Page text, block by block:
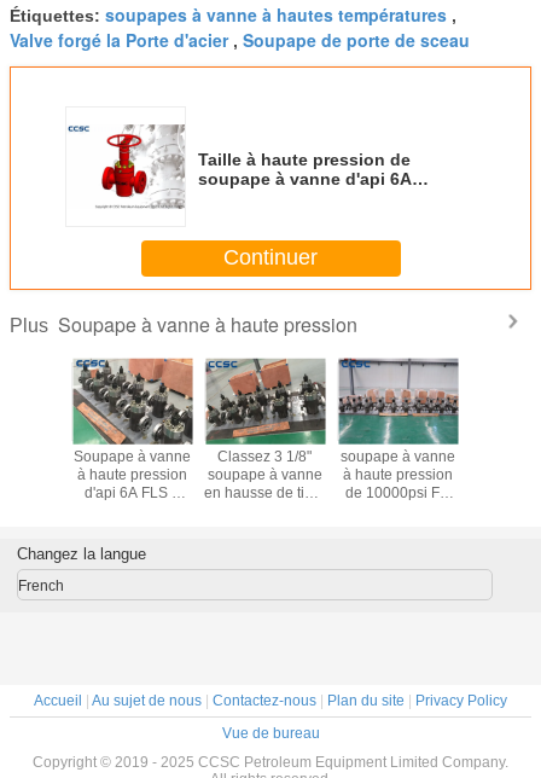
Étiquettes: soupapes à vanne à hautes températures ,
Valve forgé la Porte d'acier, Soupape de porte de sceau
Taille à haute pression de
soupape à vanne d'api 6A
Continuer
Plus Soupape à vanne à haute pression
vapeur
Soupape à vanne
à haute pression
d'api 6A FLS 2
de pétrole et la
tête de puits
Classez 3 1/8"
soupape à vanne
en hausse de tige,
soupape à vanne
à haute pression
de 10000psi FC
350°F
Changez la langue
French
Accueil | Au sujet de nous | Contactez-nous | Plan du site | Privacy Policy
Vue de bureau
Copyright © 2019 - 2025 CCSC Petroleum Equipment Limited Company.